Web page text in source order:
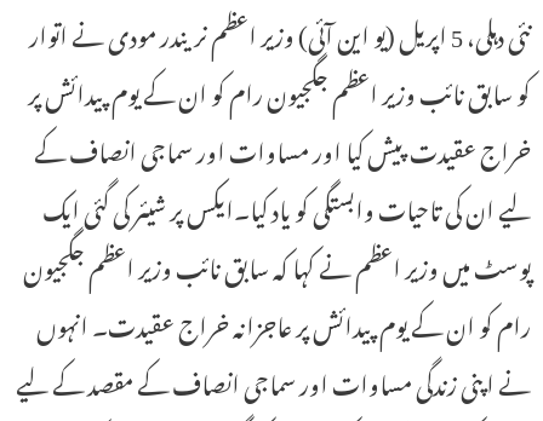
نئی دہلی، 5 اپریل (یو این آئی) وزیر اعظم نریندر مودی نے اتوار
کو سابق نائب وزیر اعظم جگجیون رام کو ان کے یوم پیدائش پر
خراج عقیدت پیش کیا اور مساوات اور سماجی انصاف کے
لیے ان کی تاحیات وابستگی کو یاد کیا۔ایکس پر شیئر کی گئی ایک
پوسٹ میں وزیر اعظم نے کہا کہ سابق نائب وزیر اعظم جگجیون
رام کو ان کے یوم پیدائش پر عاجزانہ خراج عقیدت۔ انہوں
نے اپنی زندگی مساوات اور سماجی انصاف کے مقصد کے لیے